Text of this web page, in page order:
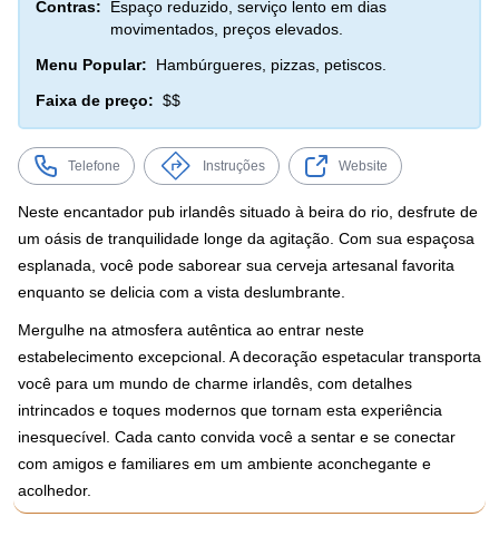
Contras:
Espaço reduzido, serviço lento em dias
movimentados, preços elevados.
Menu Popular:
Hambúrgueres, pizzas, petiscos.
Faixa de preço: $$
Telefone Instruções Website
Neste encantador pub irlandês situado à beira do rio, desfrute de
um oásis de tranquilidade longe da agitação. Com sua espaçosa
esplanada, você pode saborear sua cerveja artesanal favorita
enquanto se delicia com a vista deslumbrante.
Mergulhe na atmosfera autêntica ao entrar neste
estabelecimento excepcional. A decoração espetacular transporta
você para um mundo de charme irlandês, com detalhes
intrincados e toques modernos que tornam esta experiência
inesquecível. Cada canto convida você a sentar e se conectar
com amigos e familiares em um ambiente aconchegante e
acolhedor.